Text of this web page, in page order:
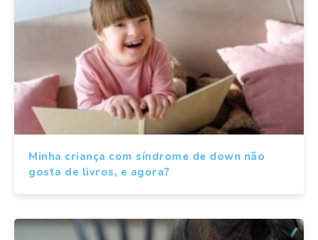
Minha criança com síndrome de down não
gosta de livros, e agora?